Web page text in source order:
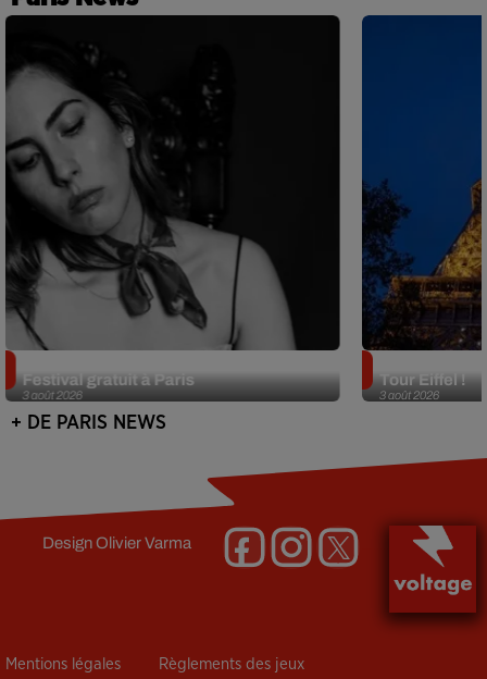
3 août 2026
Festival gratuit à Paris
3 août 2026
Tour Eiffel !
+ DE PARIS NEWS
DesignOlivier Varma
Mentions légales Règlements des jeux